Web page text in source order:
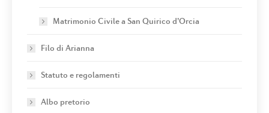
Matrimonio Civile a San Quirico d’Orcia
Filo di Arianna
Statuto e regolamenti
Albo pretorio